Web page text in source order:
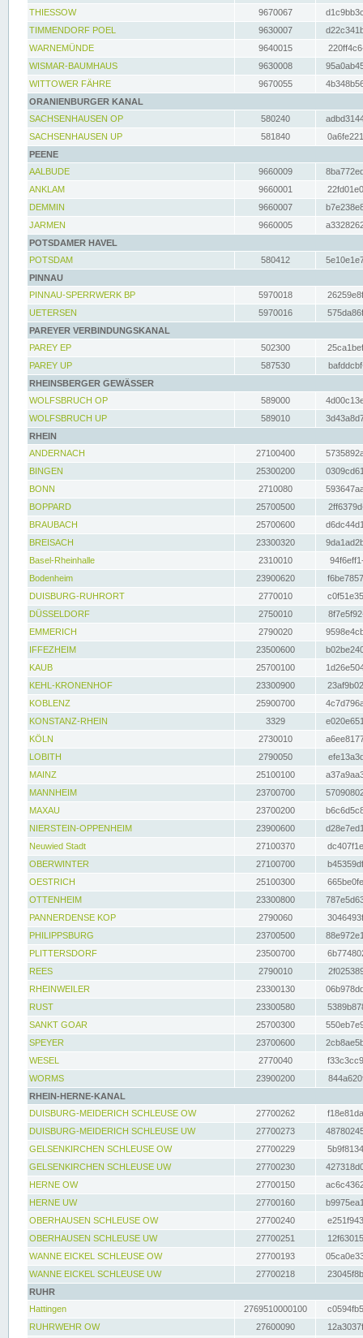
THIESSOW
9670067
TIMMENDORF POEL
9630007
WARNEMÜNDE
9640015
WISMAR-BAUMHAUS
9630008
WITTOWER FÄHRE
9670055
ORANIENBURGER KANAL
SACHSENHAUSEN OP
580240
SACHSENHAUSEN UP
581840
PEENE
AALBUDE
9660009
ANKLAM
9660001
DEMMIN
9660007
JARMEN
9660005
POTSDAMER HAVEL
POTSDAM
580412
PINNAU
PINNAU-SPERRWERK BP
5970018
UETERSEN
5970016
PAREYER VERBINDUNGSKANAL
PAREY EP
502300
PAREY UP
587530
RHEINSBERGER GEWÄSSER
WOLFSBRUCH OP
589000
WOLFSBRUCH UP
589010
RHEIN
ANDERNACH
27100400
BINGEN
25300200
BONN
2710080
BOPPARD
25700500
BRAUBACH
25700600
BREISACH
23300320
Basel-Rheinhalle
2310010
Bodenheim
23900620
DUISBURG-RUHRORT
2770010
DÜSSELDORF
2750010
EMMERICH
2790020
IFFEZHEIM
23500600
KAUB
25700100
KEHL-KRONENHOF
23300900
KOBLENZ
25900700
KONSTANZ-RHEIN
3329
KÖLN
2730010
LOBITH
2790050
MAINZ
25100100
MANNHEIM
23700700
MAXAU
23700200
NIERSTEIN-OPPENHEIM
23900600
Neuwied Stadt
27100370
OBERWINTER
27100700
OESTRICH
25100300
OTTENHEIM
23300800
PANNERDENSE KOP
2790060
PHILIPPSBURG
23700500
PLITTERSDORF
23500700
REES
2790010
RHEINWEILER
23300130
RUST
23300580
SANKT GOAR
25700300
SPEYER
23700600
WESEL
2770040
WORMS
23900200
RHEIN-HERNE-KANAL
DUISBURG-MEIDERICH SCHLEUSE OW
27700262
DUISBURG-MEIDERICH SCHLEUSE UW
27700273
GELSENKIRCHEN SCHLEUSE OW
27700229
GELSENKIRCHEN SCHLEUSE UW
27700230
HERNE OW
27700150
HERNE UW
27700160
OBERHAUSEN SCHLEUSE OW
27700240
OBERHAUSEN SCHLEUSE UW
27700251
WANNE EICKEL SCHLEUSE OW
27700193
WANNE EICKEL SCHLEUSE UW
27700218
RUHR
Hattingen
2769510000100
RUHRWEHR OW
27600090